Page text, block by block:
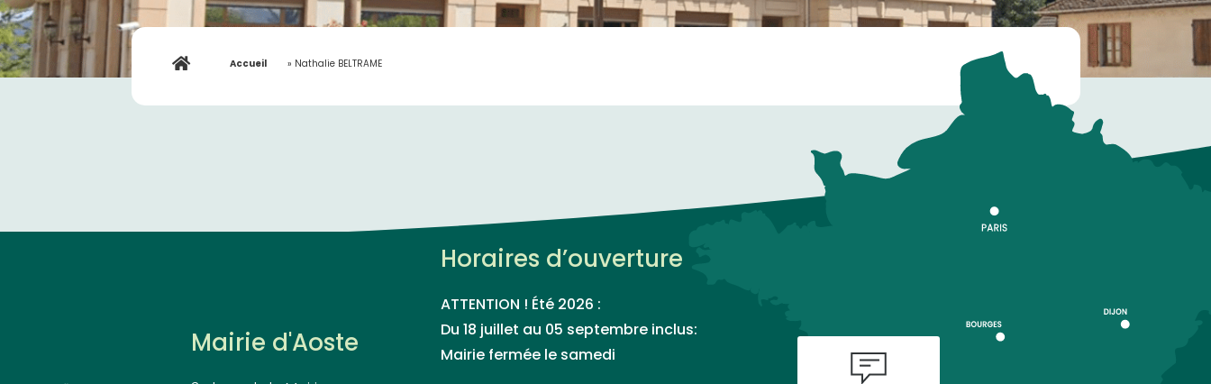
Accueil » Nathalie BELTRAME
Mairie d'Aoste
Horaires d’ouverture
ATTENTION ! Été 2026 :
Du 18 juillet au 05 septembre inclus:
Mairie fermée le samedi